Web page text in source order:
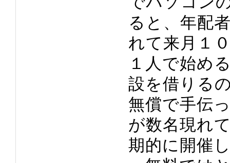
ると、年配
れて来月１
１人で始め
設を借りる
無償で手伝
が数名現れ
期的に開催